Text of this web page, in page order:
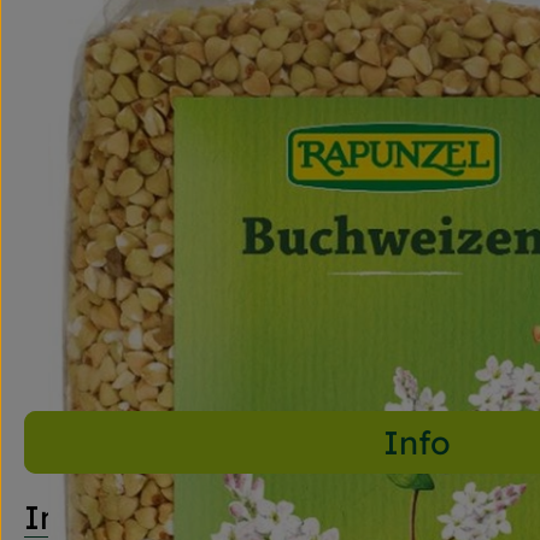
Info
Info